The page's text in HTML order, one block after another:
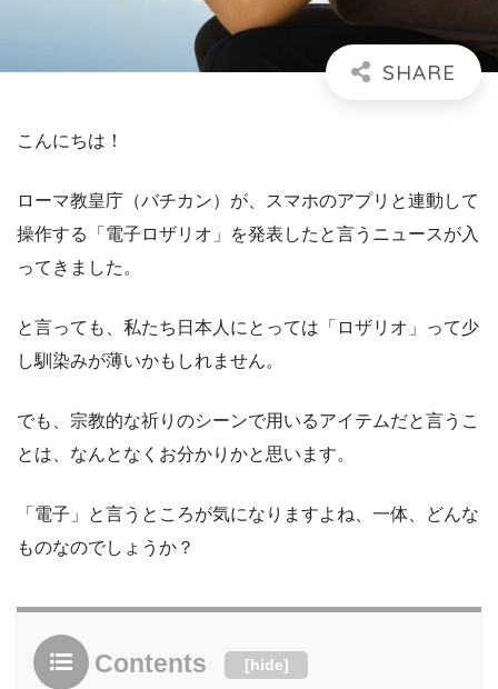
こんにちは！
ローマ教皇庁（バチカン）が、スマホのアプリと連動して
操作する「電子ロザリオ」を発表したと言うニュースが入
ってきました。
と言っても、私たち日本人にとっては「ロザリオ」って少
し馴染みが薄いかもしれません。
でも、宗教的な祈りのシーンで用いるアイテムだと言うこ
とは、なんとなくお分かりかと思います。
「電子」と言うところが気になりますよね、一体、どんな
ものなのでしょうか？
Contents [hide]